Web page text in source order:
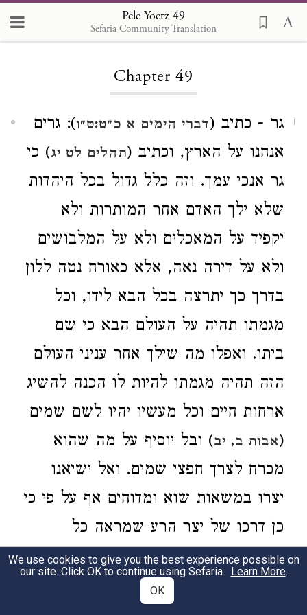
Pele Yoetz 49
Sefaria Community Translation
Loading...
Chapter 49
1 גר - כתיב (דברי הימים א כ״ט:ט״ו): גרים
אנחנו על הארץ, וכתיב (תהלים לט יג) כי
גר אנכי עמך. וזה כלל גדול בכל היהדות
שלא ילך האדם אחר המותרות ולא
יקפיד על המאכלים ולא על המלבושים
ולא על דירה נאה, אלא כאורח נטה ללון
בדרך כך יתרצה בכל הבא לידו, וכל
מגמתו תהיה על העולם הבא כי שם
ביתו. ואפלו מה שילך אחר עניני העולם
הזה תהיה מגמתו להיות לו הכנה להשיג
ארחות חיים וכל מעשיו יהיו לשם שמים
(אבות ב, יב) ובל יוסיף על מה שהוא
מכרח לצרך חפצי שמים. ואל ישיאנו
יצרו במשאות שוא ומדוחים אף על פי כי
כן דרכו של יצר הרע שמראה כל
המותרות כאלו הם הכרחים גמורים
לעבודת השם יתברך, אבל צריך דעת
We use cookies to give you the best experience possible on
our site. Click OK to continue using Sefaria. Learn More.
OK